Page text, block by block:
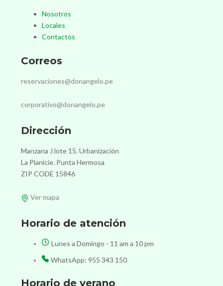
Nosotros
Locales
Contactos
Correos
reservaciones@donangelo.pe
corporativo@donangelo.pe
Dirección
Manzana J lote 15. Urbanización
La Planicie. Punta Hermosa
ZIP CODE 15846
Ver mapa
Horario de atención
Lunes a Domingo - 11 am a 10 pm
WhatsApp: 955 343 150
Horario de verano